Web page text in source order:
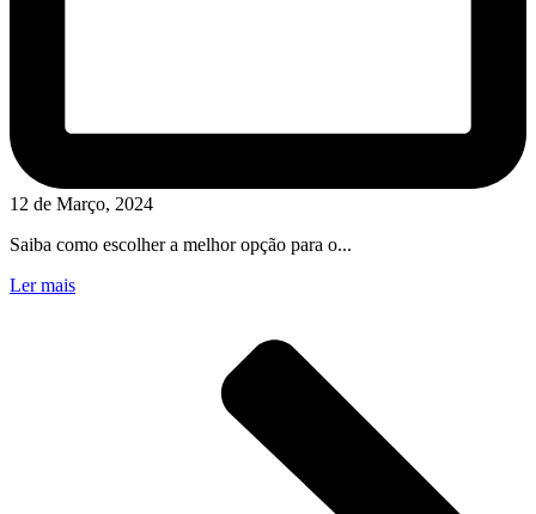
12 de Março, 2024
Saiba como escolher a melhor opção para o...
Ler mais